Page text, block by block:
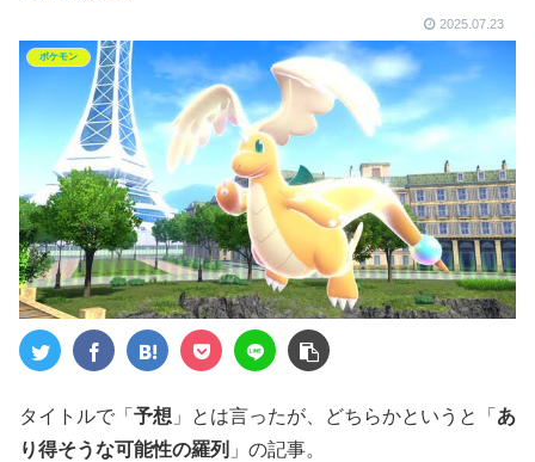
2025.07.23
ポケモン
タイトルで「 予想 」とは言ったが、どちらかというと「 あ
り得そうな可能性の羅列 」の記事。